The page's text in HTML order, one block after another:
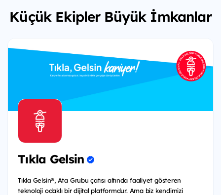
Küçük Ekipler Büyük İmkanlar
Tıkla Gelsin
Tıkla Gelsin®, Ata Grubu çatısı altında faaliyet gösteren
teknoloji odaklı bir dijital platformdur. Ama biz kendimizi